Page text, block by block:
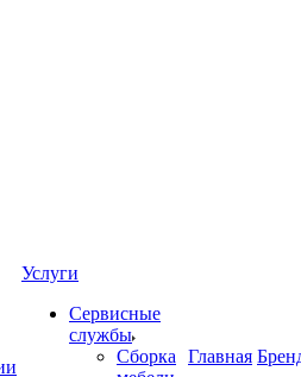
Услуги
Сервисные
службы
Сборка
Главная